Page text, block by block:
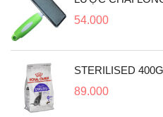
54.000
STERILISED 400G
89.000